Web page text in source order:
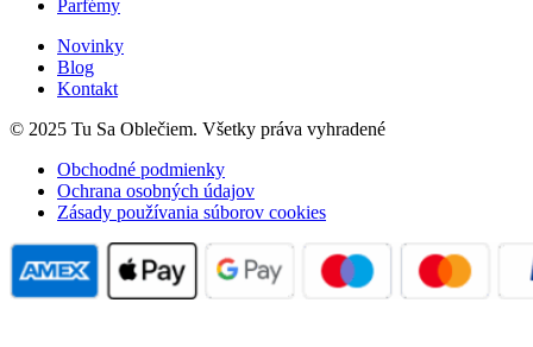
Parfémy
Novinky
Blog
Kontakt
© 2025 Tu Sa Oblečiem. Všetky práva vyhradené
Obchodné podmienky
Ochrana osobných údajov
Zásady používania súborov cookies